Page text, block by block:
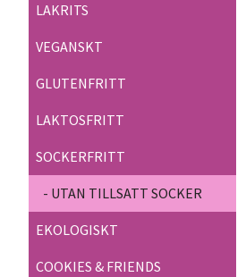
LAKRITS
VEGANSKT
GLUTENFRITT
LAKTOSFRITT
SOCKERFRITT
- UTAN TILLSATT SOCKER
EKOLOGISKT
COOKIES & FRIENDS